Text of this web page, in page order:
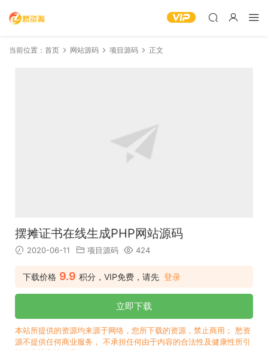
当前位置： 首页 网站源码 项目源码 正文
摆摊证书在线生成PHP网站源码
2020-06-11 项目源码 424
下载价格 9.9 积分，VIP免费，请先 登录
立即下载
本站所提供的资源均来源于网络，您所下载的资源，禁止商用； 愁资
源不提供任何商业服务， 不承担任何由于内容的合法性及健康性所引